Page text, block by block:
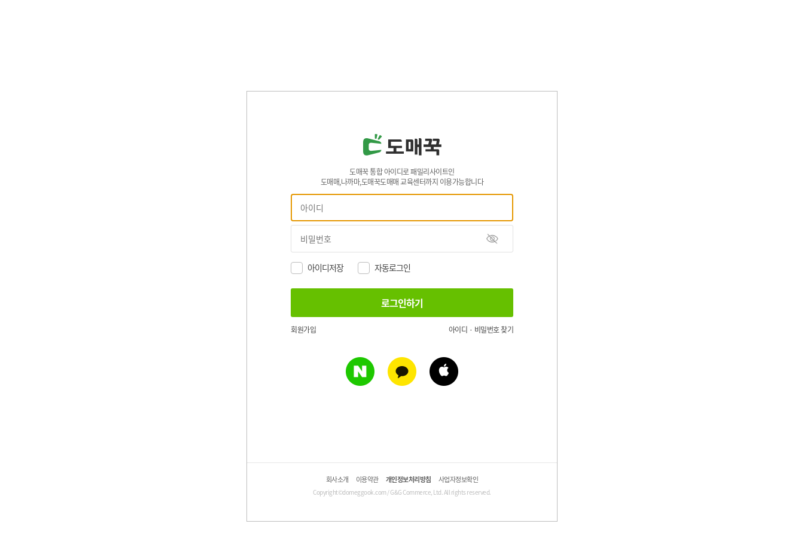
도매꾹 통합 아이디로 패밀리사이트인
도매매,나까마,도매꾹도매매 교육센터까지 이용가능합니다
아이디저장 자동로그인
회원가입 아이디 · 비밀번호 찾기
회사소개 이용약관 개인정보처리방침 사업자정보확인
Copyright©domeggook.com / G&G Commerce, Ltd. All rights reserved.